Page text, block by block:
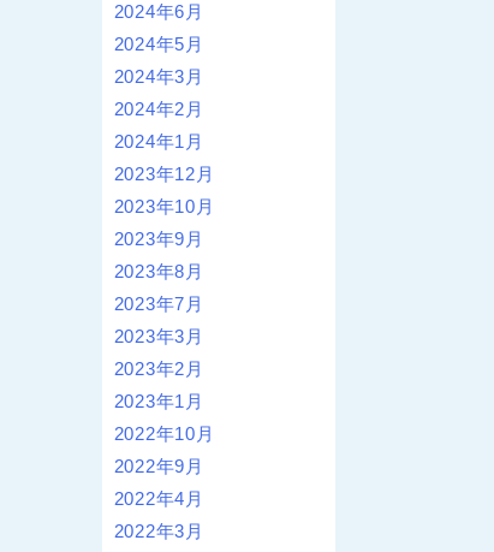
2024年6月
2024年5月
2024年3月
2024年2月
2024年1月
2023年12月
2023年10月
2023年9月
2023年8月
2023年7月
2023年3月
2023年2月
2023年1月
2022年10月
2022年9月
2022年4月
2022年3月